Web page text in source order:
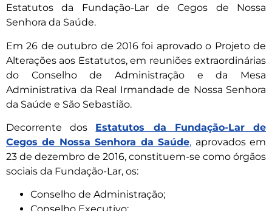
Estatutos da Fundação-Lar de Cegos de Nossa
Senhora da Saúde.
Em 26 de outubro de 2016 foi aprovado o Projeto de
Alterações aos Estatutos, em reuniões extraordinárias
do Conselho de Administração e da Mesa
Administrativa da Real Irmandade de Nossa Senhora
da Saúde e São Sebastião.
Decorrente dos Estatutos da Fundação-Lar de
Cegos de Nossa Senhora da Saúde, aprovados em
23 de dezembro de 2016, constituem-se como órgãos
sociais da Fundação-Lar, os:
Conselho de Administração;